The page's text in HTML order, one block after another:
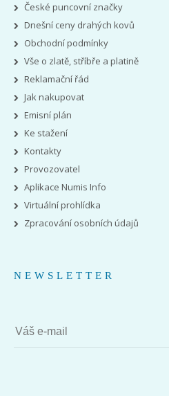
České puncovní značky
Dnešní ceny drahých kovů
Obchodní podmínky
Vše o zlatě, stříbře a platině
Reklamační řád
Jak nakupovat
Emisní plán
Ke stažení
Kontakty
Provozovatel
Aplikace Numis Info
Virtuální prohlídka
Zpracování osobních údajů
NEWSLETTER